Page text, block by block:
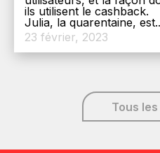
ils utilisent le cashback.
Julia, la quarentaine,
23 février, 2023
Tous